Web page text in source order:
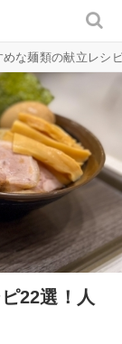
な麺類の献立レシ
22選！人